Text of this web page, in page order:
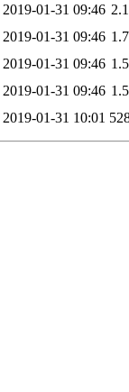
2019-01-31 09:46
2019-01-31 09:46
2019-01-31 09:46
2019-01-31 09:46
2019-01-31 10:01